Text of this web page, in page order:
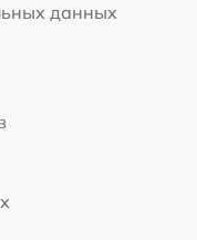
данных